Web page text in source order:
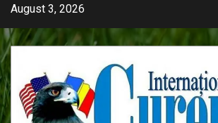
Skip
content
August 3, 2026